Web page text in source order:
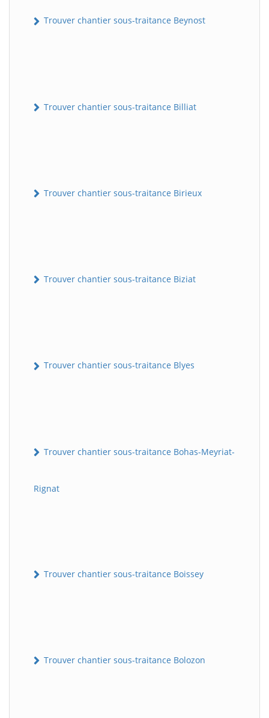
Trouver chantier sous-traitance Beynost
Trouver chantier sous-traitance Billiat
Trouver chantier sous-traitance Birieux
Trouver chantier sous-traitance Biziat
Trouver chantier sous-traitance Blyes
Trouver chantier sous-traitance Bohas-Meyriat-
Rignat
Trouver chantier sous-traitance Boissey
Trouver chantier sous-traitance Bolozon